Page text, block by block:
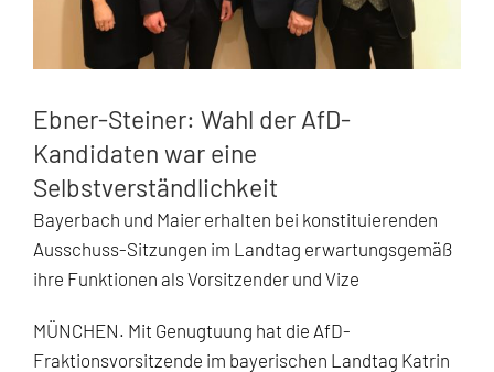
Ebner-Steiner: Wahl der AfD-
Kandidaten war eine
Selbstverständlichkeit
Bayerbach und Maier erhalten bei konstituierenden
Ausschuss-Sitzungen im Landtag erwartungsgemäß
ihre Funktionen als Vorsitzender und Vize
MÜNCHEN. Mit Genugtuung hat die AfD-
Fraktionsvorsitzende im bayerischen Landtag Katrin